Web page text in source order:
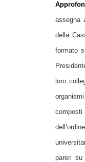
assegna
della
formato
loro
pareri su